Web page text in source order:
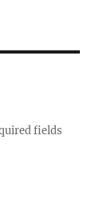
fields